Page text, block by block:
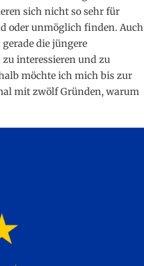
sich nicht so sehr für
oder unmöglich finden. Auch
die jüngere
interessieren und zu
möchte ich mich bis zur
mit zwölf Gründen, warum